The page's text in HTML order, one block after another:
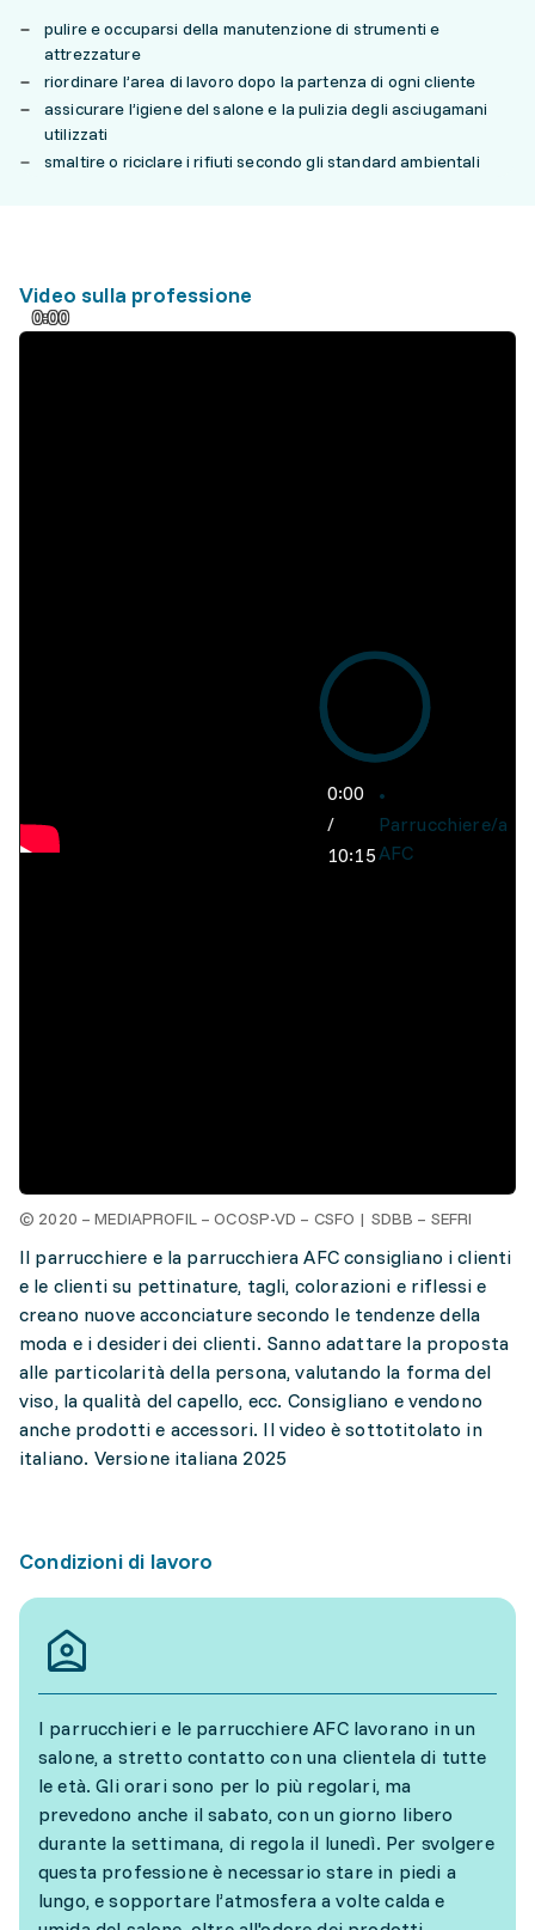
pulire e occuparsi della manutenzione di strumenti e
attrezzature
riordinare l’area di lavoro dopo la partenza di ogni cliente
assicurare l’igiene del salone e la pulizia degli asciugamani
utilizzati
smaltire o riciclare i rifiuti secondo gli standard ambientali
Video sulla professione
0:00
0:00
/
10:15
Parrucchiere/a
AFC
© 2020 – MEDIAPROFIL – OCOSP-VD – CSFO | SDBB – SEFRI
Il parrucchiere e la parrucchiera AFC consigliano i clienti
e le clienti su pettinature, tagli, colorazioni e riflessi e
creano nuove acconciature secondo le tendenze della
moda e i desideri dei clienti. Sanno adattare la proposta
alle particolarità della persona, valutando la forma del
viso, la qualità del capello, ecc. Consigliano e vendono
anche prodotti e accessori. Il video è sottotitolato in
italiano. Versione italiana 2025
Condizioni di lavoro
I parrucchieri e le parrucchiere AFC lavorano in un
salone, a stretto contatto con una clientela di tutte
le età. Gli orari sono per lo più regolari, ma
prevedono anche il sabato, con un giorno libero
durante la settimana, di regola il lunedì. Per svolgere
questa professione è necessario stare in piedi a
lungo, e sopportare l’atmosfera a volte calda e